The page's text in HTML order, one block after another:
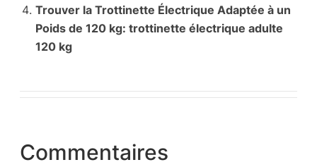
Trouver la Trottinette Électrique Adaptée à un
Poids de 120 kg: trottinette électrique adulte
120 kg
Commentaires